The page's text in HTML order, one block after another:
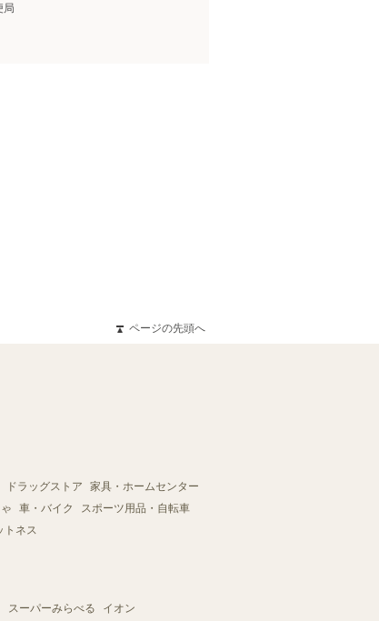
局
ページの先頭へ
ドラッグストア
家具・ホームセンター
車・バイク
スポーツ用品・自転車
トネス
スーパーみらべる イオン